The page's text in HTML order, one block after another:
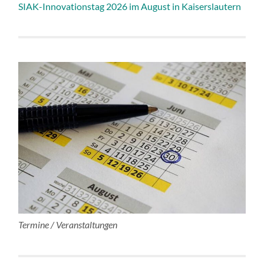
SIAK-Innovationstag 2026 im August in Kaiserslautern
Termine / Veranstaltungen